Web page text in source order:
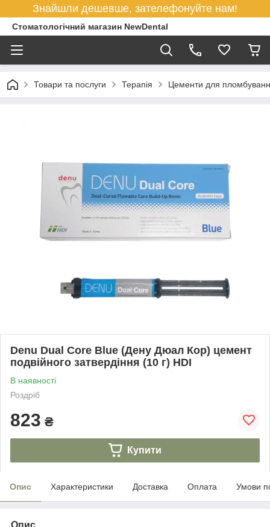
Знайшли дешевше, зателефонуйте нам!
Стоматологічний магазин NewDental
Товари та послуги Терапія Цементи для
Denu Dual Core Blue (Дену Дюал Кор) цемент
подвійного затвердіння (10 г) HDI
В наявності
Роздріб
823 ₴
Купити
Опис Характеристики Доставка Оплата Умови
Опис